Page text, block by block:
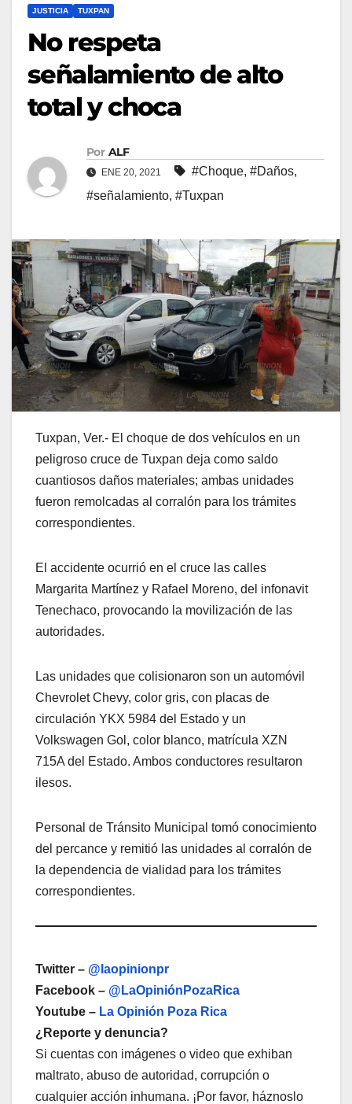
JUSTICIA TUXPAN
No respeta
señalamiento de alto
total y choca
Por ALF
ENE 20, 2021 #Choque, #Daños,
#señalamiento, #Tuxpan
Tuxpan, Ver.- El choque de dos vehículos en un
peligroso cruce de Tuxpan deja como saldo
cuantiosos daños materiales; ambas unidades
fueron remolcadas al corralón para los trámites
correspondientes.
El accidente ocurrió en el cruce las calles
Margarita Martínez y Rafael Moreno, del infonavit
Tenechaco, provocando la movilización de las
autoridades.
Las unidades que colisionaron son un automóvil
Chevrolet Chevy, color gris, con placas de
circulación YKX 5984 del Estado y un
Volkswagen Gol, color blanco, matrícula XZN
715A del Estado. Ambos conductores resultaron
ilesos.
Personal de Tránsito Municipal tomó conocimiento
del percance y remitió las unidades al corralón de
la dependencia de vialidad para los trámites
correspondientes.
Twitter – @laopinionpr
Facebook – @LaOpiniónPozaRica
Youtube – La Opinión Poza Rica
¿Reporte y denuncia?
Si cuentas con imágenes o video que exhiban
maltrato, abuso de autoridad, corrupción o
cualquier acción inhumana. ¡Por favor, háznoslo